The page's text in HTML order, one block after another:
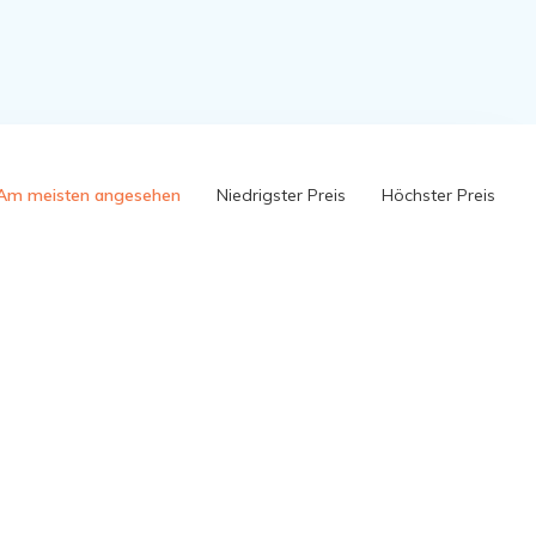
meisten angesehen Niedrigster Preis Höchster Preis